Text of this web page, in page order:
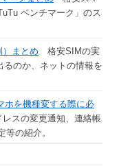
ベンチマーク」のス
まとめ 格安SIMの実
るのか、ネットの情報を
ホを機種変する際に必
スの変更通知、連絡帳
の紹介。